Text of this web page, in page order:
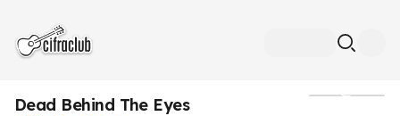
Dead Behind The Eyes